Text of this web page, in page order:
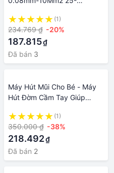
Tay 6-6 0.08-6Mm2 25-
10AWG Chất Lượng Cao
(1)
234.769 ₫ -20%
187.815₫
Đã bán 3
Máy Hút Mũi Cho Bé - Máy
Hút Đờm Cầm Tay Giúp
Trẻ Dụng Cụ Hút Mũi Cho Bé
An Toàn Không Đau - 6 Chế
Độ Hút - Máy Hút Mũi An
Toàn Cho Bé
(1)
350.000 ₫ -38%
218.492₫
Đã bán 2